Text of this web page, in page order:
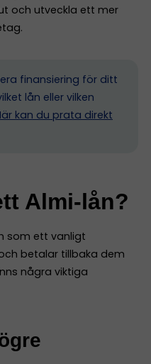
och utveckla ett mer
finansiering för ditt
lån eller vilken
kan du prata direkt
Almi-lån?
som ett vanligt
betalar tillbaka dem
några viktiga